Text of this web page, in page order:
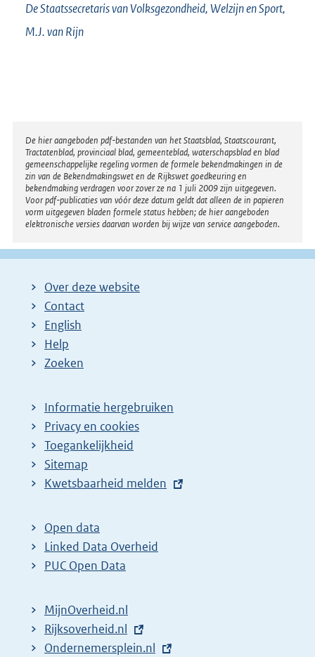
De Staatssecretaris van Volksgezondheid, Welzijn en Sport,
M.J. vanRijn
Disclaimer
De hier aangeboden pdf-bestanden van het Staatsblad, Staatscourant,
Tractatenblad, provinciaal blad, gemeenteblad, waterschapsblad en blad
gemeenschappelijke regeling vormen de formele bekendmakingen in de
zin van de Bekendmakingswet en de Rijkswet goedkeuring en
bekendmaking verdragen voor zover ze na 1 juli 2009 zijn uitgegeven.
Voor pdf-publicaties van vóór deze datum geldt dat alleen de in papieren
vorm uitgegeven bladen formele status hebben; de hier aangeboden
elektronische versies daarvan worden bij wijze van service aangeboden.
Over deze website
Contact
English
Help
Zoeken
Informatie hergebruiken
Privacy en cookies
Toegankelijkheid
Sitemap
E
t
e
r
l
i
n
Kwetsbaarheid melden
Open data
Linked Data Overheid
PUC Open Data
MijnOverheid.nl
E
x
Rijksoverheid.nl
E
Ondernemersplein.nl